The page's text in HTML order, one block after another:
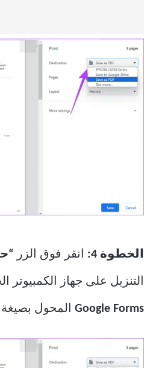
الخطوة 4: انقر فوق الزر
التنزيل على جهاز
Google Forms المحول بصيغة PDF.